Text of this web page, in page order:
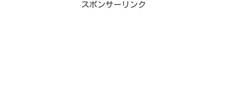
スポンサーリンク